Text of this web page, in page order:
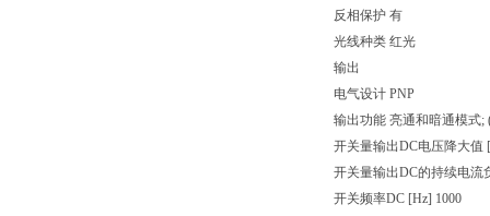
反相保护 有
光线种类 红光
输出
电气设计 PNP
输出功能 亮通和暗通模式;
开关量输出DC电压降大值
开关量输出DC的持续电流
开关频率DC [Hz] 1000